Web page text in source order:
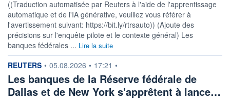
((Traduction automatisée par Reuters à l'aide de l'apprentissage
automatique et de l'IA générative, veuillez vous référer à
l'avertissement suivant: https://bit.ly/rtrsauto)) (Ajoute des
précisions sur l'enquête pilote et le contexte général) Les
banques fédérales ... Lire la suite
information fournie par
REUTERS • 05.08.2026 • 17:21 •
Les banques de la Réserve fédérale de
Dallas et de New York s'apprêtent à lance…